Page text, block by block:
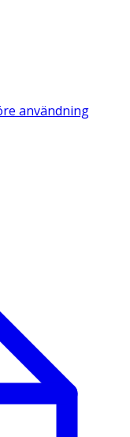
användning